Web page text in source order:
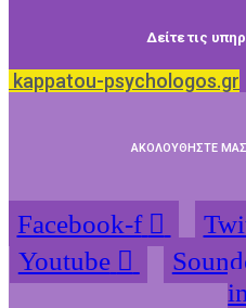
Δείτε τις
kappatou-psychologos.gr
ΑΚΟΛΟΥΘΗΣΤΕ ΜΑΣ
Facebook-f
Youtube
in